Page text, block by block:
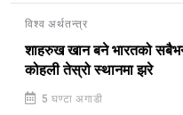
विश्व अर्थतन्त्र
शाहरुख खान बने भारतको
कोहली तेस्रो स्थानमा झरे
5 घण्टा अगाडी